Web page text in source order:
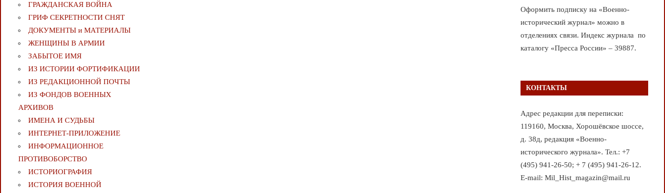
ГРАЖДАНСКАЯ ВОЙНА
ГРИФ СЕКРЕТНОСТИ СНЯТ
ДОКУМЕНТЫ и МАТЕРИАЛЫ
ЖЕНЩИНЫ В АРМИИ
ЗАБЫТОЕ ИМЯ
ИЗ ИСТОРИИ ФОРТИФИКАЦИИ
ИЗ РЕДАКЦИОННОЙ ПОЧТЫ
ИЗ ФОНДОВ ВОЕННЫХ
АРХИВОВ
ИМЕНА И СУДЬБЫ
ИНТЕРНЕТ-ПРИЛОЖЕНИЕ
ИНФОРМАЦИОННОЕ
ПРОТИВОБОРСТВО
ИСТОРИОГРАФИЯ
ИСТОРИЯ ВОЕННОЙ
Оформить подписку на «Военно-
исторический журнал» можно в
отделениях связи. Индекс журнала по
каталогу «Пресса России» – 39887.
КОНТАКТЫ
Адрес редакции для переписки:
119160, Москва, Хорошёвское шоссе,
д. 38д, редакция «Военно-
исторического журнала». Тел.: +7
(495) 941-26-50; + 7 (495) 941-26-12.
E-mail: Mil_Hist_magazin@mail.ru